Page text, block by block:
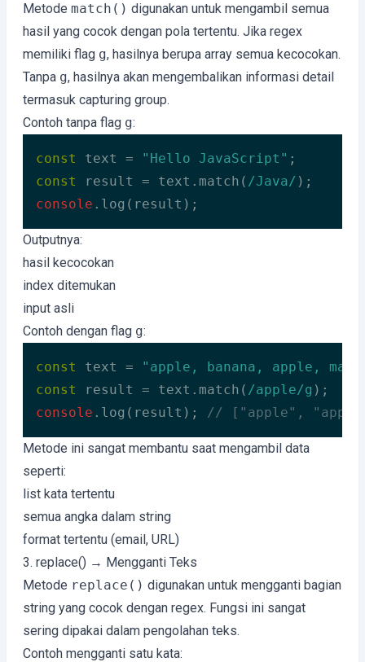
Metode match() digunakan untuk mengambil semua
hasil yang cocok dengan pola tertentu. Jika regex
memiliki flag g, hasilnya berupa array semua kecocokan.
Tanpa g, hasilnya akan mengembalikan informasi detail
termasuk capturing group.
Contoh tanpa flag g:
const text = "Hello JavaScript"
const
result = text.match( /Java/
console .log(result);
Code language:
Outputnya:
hasil kecocokan
index ditemukan
input asli
Contoh dengan flag g:
const text =
"apple, banana, apple,
const
result = text.match( /apple/g
console .log(result); // ["apple",
Code language: JavaScript (javascript)
Metode ini sangat membantu saat mengambil data
seperti:
list kata tertentu
semua angka dalam string
format tertentu (email, URL)
3. replace() → Mengganti Teks
Metode replace() digunakan untuk mengganti bagian
string yang cocok dengan regex. Fungsi ini sangat
sering dipakai dalam pengolahan teks.
Contoh mengganti satu kata: